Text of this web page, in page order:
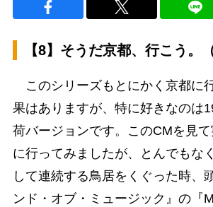
【8】そうだ京都、行こう。
このシリーズもとにかく京都に
果はありますが、特に好きなのは
荷バージョンです。このCMを見
に行ってみましたが、とんでもな
して連続する鳥居をくぐった時、
ンド・オブ・ミュージック』の『